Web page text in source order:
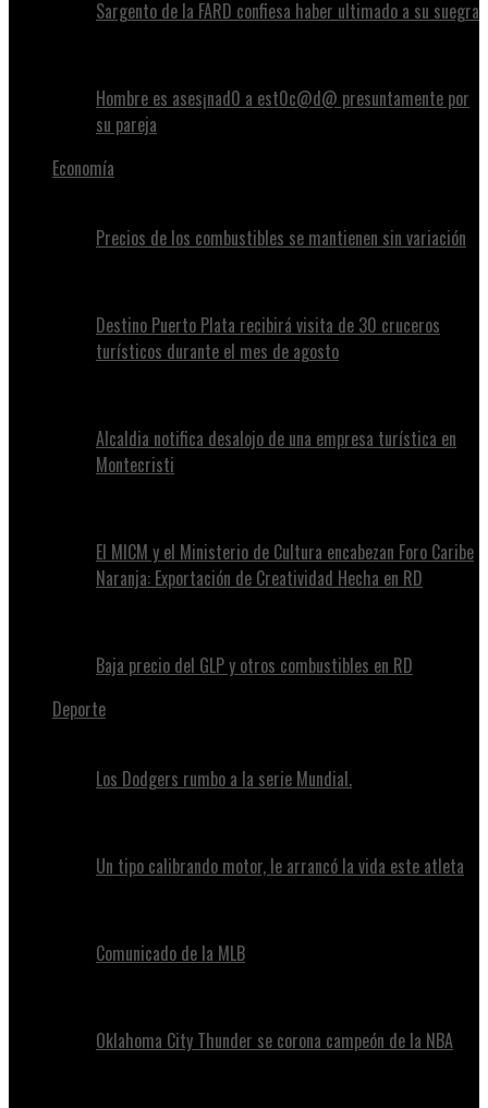
Sargento de la FARD confiesa haber ultimado a su suegra
Hombre es ases¡nad0 a est0c@d@ presuntamente por
su pareja
Economía
Precios de los combustibles se mantienen sin variación
Destino Puerto Plata recibirá visita de 30 cruceros
turísticos durante el mes de agosto
Alcaldia notifica desalojo de una empresa turística en
Montecristi
El MICM y el Ministerio de Cultura encabezan Foro Caribe
Naranja: Exportación de Creatividad Hecha en RD
Baja precio del GLP y otros combustibles en RD
Deporte
Los Dodgers rumbo a la serie Mundial.
Un tipo calibrando motor, le arrancó la vida este atleta
Comunicado de la MLB
Oklahoma City Thunder se corona campeón de la NBA